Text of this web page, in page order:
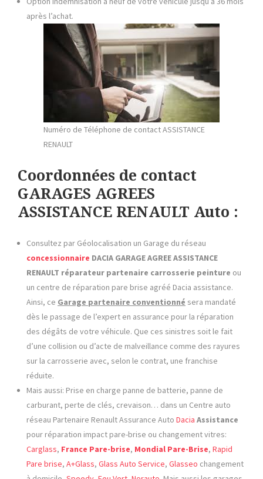
après l’achat.
Numéro de Téléphone de contact ASSISTANCE
RENAULT
Coordonnées de contact
GARAGES AGREES
ASSISTANCE RENAULT Auto :
Consultez par Géolocalisation un Garage du réseau
concessionnaire DACIA GARAGE AGREEASSISTANCE
RENAULT réparateur partenaire carrosserie peinture ou
un centre de réparation pare brise agréé Dacia assistance.
Ainsi, ce Garage partenaire conventionné sera mandaté
dès le passage de l’expert en assurance pour la réparation
des dégâts de votre véhicule. Que ces sinistres soit le fait
d’une collision ou d’acte de malveillance comme des rayures
sur la carrosserie avec, selon le contrat, une franchise
réduite.
Mais aussi: Prise en charge panne de batterie, panne de
carburant, perte de clés, crevaison… dans un Centre auto
réseau Partenaire Renault Assurance Auto Dacia Assistance
pour réparation impact pare-brise ou changement vitres:
Carglass, France Pare-brise, Mondial Pare-Brise, Rapid
Pare brise, A+Glass, Glass Auto Service, Glasseo changement